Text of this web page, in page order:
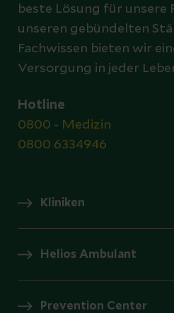
beste Lösung für unsere
unseren gebündelten
Fachwissen bieten wir
Versorgung in jeder
Hotline
0800 - Medizin
0800 6334946
Kliniken
Helios Ambulant
Prevention Center